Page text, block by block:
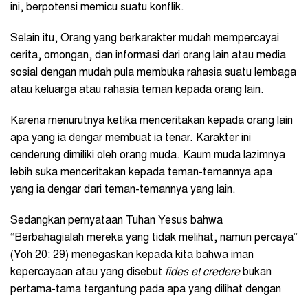
ini, berpotensi memicu suatu konflik.
Selain itu, Orang yang berkarakter mudah mempercayai
cerita, omongan, dan informasi dari orang lain atau media
sosial dengan mudah pula membuka rahasia suatu lembaga
atau keluarga atau rahasia teman kepada orang lain.
Karena menurutnya ketika menceritakan kepada orang lain
apa yang ia dengar membuat ia tenar. Karakter ini
cenderung dimiliki oleh orang muda. Kaum muda lazimnya
lebih suka menceritakan kepada teman-temannya apa
yang ia dengar dari teman-temannya yang lain.
Sedangkan pernyataan Tuhan Yesus bahwa
“Berbahagialah mereka yang tidak melihat, namun percaya”
(Yoh 20: 29) menegaskan kepada kita bahwa iman
kepercayaan atau yang disebut fides et crederebukan
pertama-tama tergantung pada apa yang dilihat dengan